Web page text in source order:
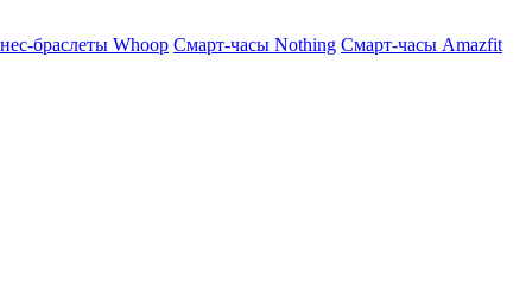
браслеты Whoop Смарт-часы Nothing Смарт-часы Amazfit